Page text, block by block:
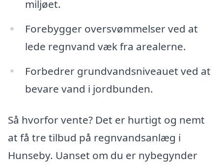
miljøet.
Forebygger oversvømmelser ved at
lede regnvand væk fra arealerne.
Forbedrer grundvandsniveauet ved at
bevare vand i jordbunden.
Så hvorfor vente? Det er hurtigt og nemt
at få tre tilbud på regnvandsanlæg i
Hunseby. Uanset om du er nybegynder